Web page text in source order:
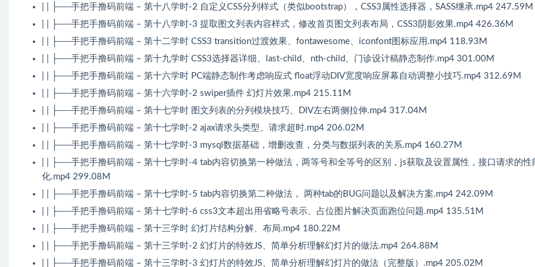
| | ├──手把手撸码前端 – 第十八学时-2 自定义CSS分列样式（类似bootstrap），CSS3属性选择器，SASS继承.mp4 247.59M
| | ├──手把手撸码前端 – 第十八学时-3 提取图文列表内容样式，修改首页图文列表布局，CSS3阴影效果.mp4 426.36M
| | ├──手把手撸码前端 – 第十二学时 CSS3 transition过渡效果、fontawesome、iconfont图标应用.mp4 118.93M
| | ├──手把手撸码前端 – 第十九学时 CSS3选择器详细、last-child、nth-child、门诊设计稿静态制作.mp4 301.00M
| | ├──手把手撸码前端 – 第十六学时 PC端静态制作考虑响应式 float浮动DIV宽度响应屏幕自动调整小技巧.mp4 312.69M
| | ├──手把手撸码前端 – 第十六学时-2 swiper插件 幻灯片效果.mp4 215.11M
| | ├──手把手撸码前端 – 第十七学时 图文列表的分列模块技巧、DIV左右两侧拉伸.mp4 317.04M
| | ├──手把手撸码前端 – 第十七学时-2 ajax请求头类型、请求超时.mp4 206.02M
| | ├──手把手撸码前端 – 第十七学时-3 mysql数据基础，增删改查，分类与数据列表的关系.mp4 160.27M
| | ├──手把手撸码前端 – 第十七学时-4 tab内容切换第一种做法，两等号和全等号的区别，js获取及设置属性，接口请求的性
化.mp4 299.08M
| | ├──手把手撸码前端 – 第十七学时-5 tab内容切换第二种做法， 两种tab的BUG问题以及解决方案.mp4 242.09M
| | ├──手把手撸码前端 – 第十七学时-6 css3文本超出用省略号表示、占位图片解决页面跑位问题.mp4 135.51M
| | ├──手把手撸码前端 – 第十三学时 幻灯片结构分解、布局.mp4 180.22M
| | ├──手把手撸码前端 – 第十三学时-2 幻灯片的特效JS、简单分析理解幻灯片的做法.mp4 264.88M
| | ├──手把手撸码前端 – 第十三学时-3 幻灯片的特效JS、简单分析理解幻灯片的做法（完整版）.mp4 205.02M